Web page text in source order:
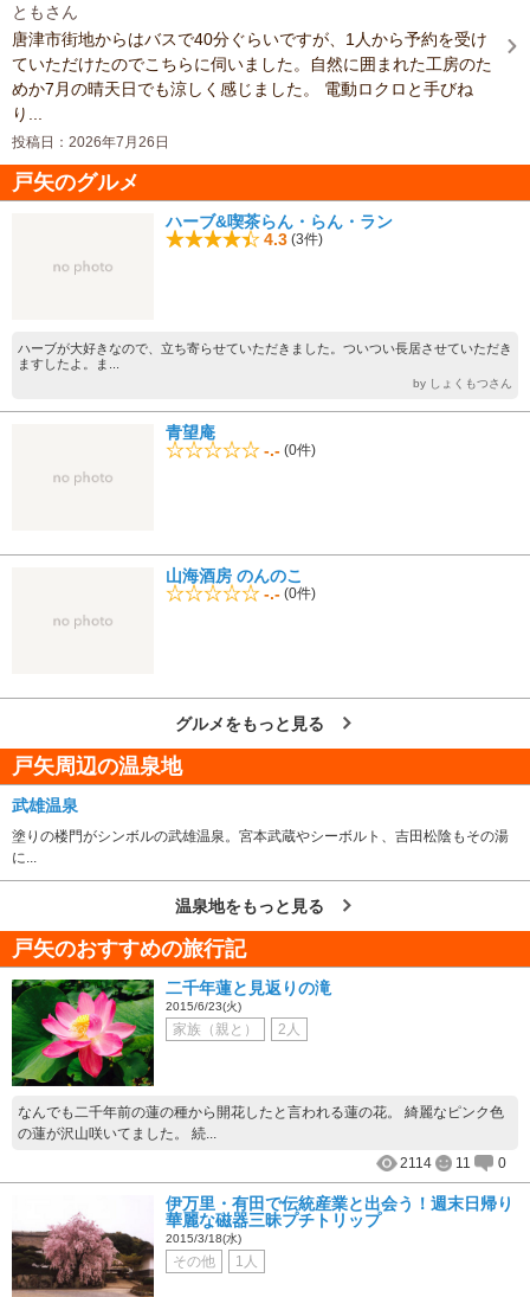
ともさん
唐津市街地からはバスで40分ぐらいですが、1人から予約を受け
ていただけたのでこちらに伺いました。自然に囲まれた工房のた
めか7月の晴天日でも涼しく感じました。 電動ロクロと手びね
り...
投稿日：2026年7月26日
戸矢のグルメ
ハーブ&喫茶らん・らん・ラン
4.3 (3件)
ハーブが大好きなので、立ち寄らせていただきました。ついつい長居させていただき
ますしたよ。ま...
by しょくもつさん
青望庵
-.- (0件)
山海酒房 のんのこ
-.- (0件)
グルメをもっと見る
戸矢周辺の温泉地
武雄温泉
塗りの楼門がシンボルの武雄温泉。宮本武蔵やシーボルト、吉田松陰もその湯
に...
温泉地をもっと見る
戸矢のおすすめの旅行記
二千年蓮と見返りの滝
2015/6/23(火)
家族（親と） 2人
なんでも二千年前の蓮の種から開花したと言われる蓮の花。 綺麗なピンク色
の蓮が沢山咲いてました。 続...
2114
11 0
伊万里・有田で伝統産業と出会う！週末日帰り
華麗な磁器三昧プチトリップ
2015/3/18(水)
その他 1人